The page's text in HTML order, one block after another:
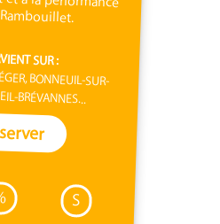
SUR :
BONNEUIL-SUR-
BRÉVANNES...
S